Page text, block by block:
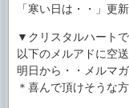
「寒い日は・・」更
▼クリスタルハート
以下のメルアドに空
明日から・・メルマ
＊喜んで頂けそうな